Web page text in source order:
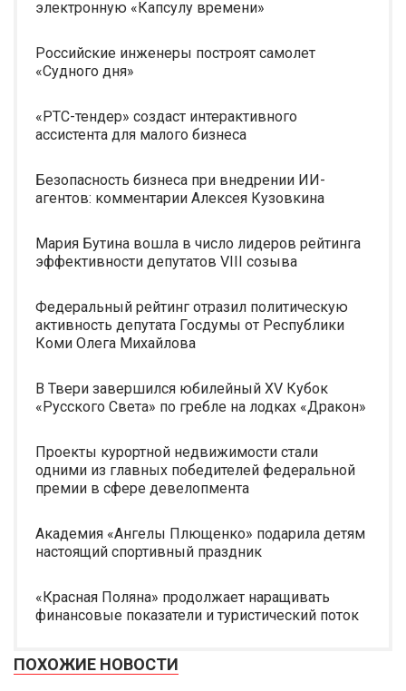
электронную «Капсулу времени»
Российские инженеры построят самолет
«Судного дня»
«РТС-тендер» создаст интерактивного
ассистента для малого бизнеса
Безопасность бизнеса при внедрении ИИ-
агентов: комментарии Алексея Кузовкина
Мария Бутина вошла в число лидеров рейтинга
эффективности депутатов VIII созыва
Федеральный рейтинг отразил политическую
активность депутата Госдумы от Республики
Коми Олега Михайлова
В Твери завершился юбилейный XV Кубок
«Русского Света» по гребле на лодках «Дракон»
Проекты курортной недвижимости стали
одними из главных победителей федеральной
премии в сфере девелопмента
Академия «Ангелы Плющенко» подарила детям
настоящий спортивный праздник
«Красная Поляна» продолжает наращивать
финансовые показатели и туристический поток
ПОХОЖИЕ НОВОСТИ